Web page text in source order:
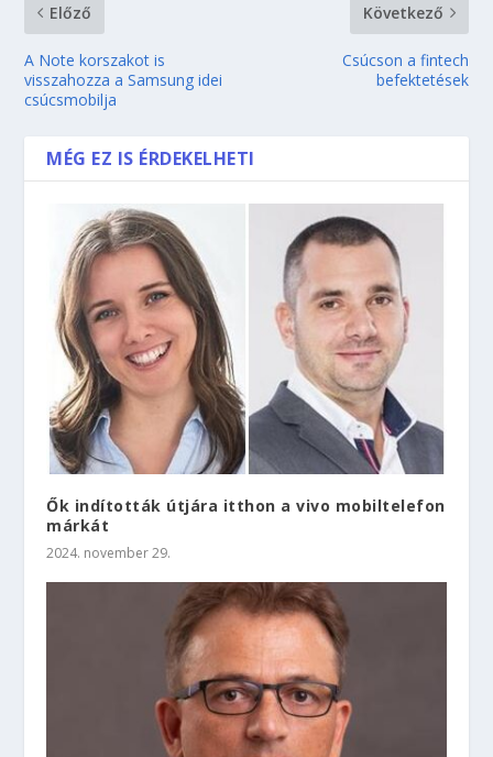
Előző
A Note korszakot is
visszahozza a Samsung idei
csúcsmobilja
Következő
Csúcson a fintech
befektetések
MÉG EZ IS ÉRDEKELHETI
Ők indították útjára itthon a vivo mobiltelefon
márkát
2024. november 29.